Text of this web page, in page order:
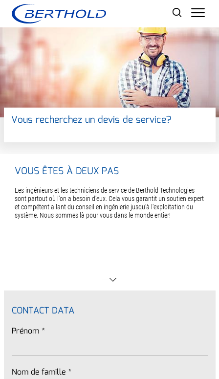
Vous recherchez un devis de service?
VOUS ÊTES À DEUX PAS
Les ingénieurs et les techniciens de service de Berthold Technologies
sont partout où l'on a besoin d'eux. Cela vous garantit un soutien expert
et compétent allant du conseil en ingénierie jusqu'à l'exploitation du
système. Nous sommes là pour vous dans le monde entier!
CONTACT DATA
Prénom *
Nom de famille *